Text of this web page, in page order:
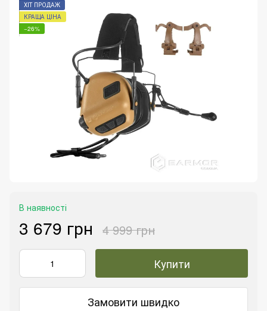
ХІТ ПРОДАЖ
КРАЩА ЦІНА
−26%
В наявності
3 679 грн 4 999 грн
Купити
Замовити швидко